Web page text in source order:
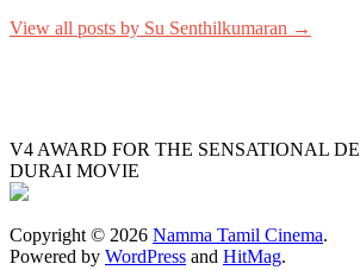
View all posts by Su Senthilkumaran →
V4 AWARD FOR THE SENSATIONAL
DURAI MOVIE
Copyright © 2026 Namma Tamil Cinema.
Powered by WordPress and HitMag.